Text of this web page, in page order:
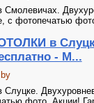
Смолевичах.
с фотопечатью
в
- М...
Слуцке.